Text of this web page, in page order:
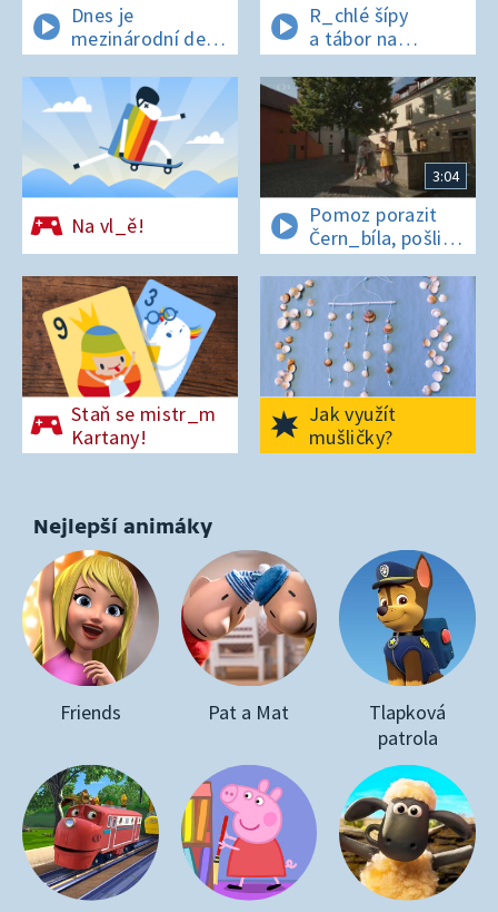
Dnes je
mezinárodní den
t_grů
R_chlé šípy
a tábor na
os_rově
Na vl_ě!
3:04
Pomoz porazit
Čern_bíla, pošli
pís_enko
z Pardubic
Staň se mistr_m
Kartany!
Jak využít
mušličky?
Nejlepší animáky
Friends Pat a Mat
Tlapková
patrola